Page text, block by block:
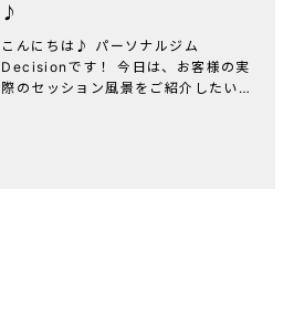
♪
こんにちは♪ パーソナルジム
Decisionです！ 今日は、お客様の実
際のセッション風景をご紹介したいと